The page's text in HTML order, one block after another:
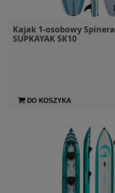
Kajak 1-osobowy Spinera
SUPKAYAK SK10
DO KOSZYKA